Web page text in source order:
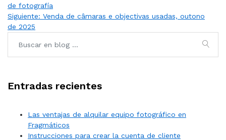
de fotografía
Siguiente: Venda de câmaras e objectivas usadas, outono
de 2025
Entradas recientes
Las ventajas de alquilar equipo fotográfico en
Fragmáticos
Instrucciones para crear la cuenta de cliente